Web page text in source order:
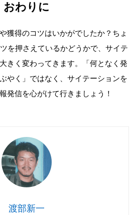
おわりに
獲得のコツはいかがでしたか？ちょ
を押さえているかどうかで、サイテ
きく変わってきます。「何となく発
やく」ではなく、サイテーションを
発信を心がけて行きましょう！
渡部新一